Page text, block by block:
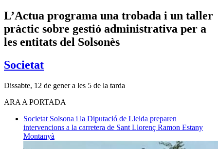
L’Actua programa una trobada i un taller
pràctic sobre gestió administrativa per a
les entitats del Solsonès
Societat
Dissabte, 12 de gener a les 5 de la tarda
ARA A PORTADA
Societat Solsona i la Diputació de Lleida preparen
intervencions a la carretera de Sant Llorenç Ramon Estany
Montanyà